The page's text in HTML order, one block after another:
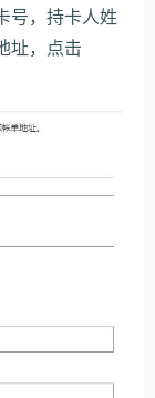
号，持卡人姓
址，点击